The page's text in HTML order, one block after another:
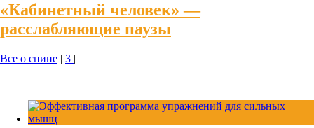
«Кабинетный человек» —
расслабляющие паузы
Все о спине | 3 |